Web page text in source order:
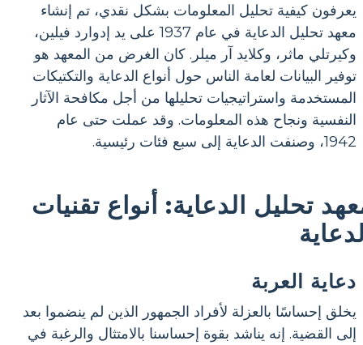
يعرفون كيفية تحليل المعلومات بشكل نقدي، تم إنشاء
معهد تحليل الدعاية في عام 1937 على يد إدوارد فيلين،
وكيرتلي ماثر، وكلايد آر ميلر. كان الغرض من المعهد هو
توفير البيانات لعامة الناس حول أنواع الدعاية والتكتيكات
المستخدمة واستراتيجيات تحليلها من أجل مكافحة الآثار
النفسية ونجاح هذه المعلومات. وقد عملت حتى عام
1942، وصنفت الدعاية إلى سبع فئات رئيسية.
تحليل الدعاية: أنواع تقنيات
دعاية العربة
يخلق إحساسًا بالعزلة لأفراد الجمهور الذين لم ينضموا بعد
إلى القضية. إنه يناشد بقوة إحساسنا بالامتثال والرغبة في